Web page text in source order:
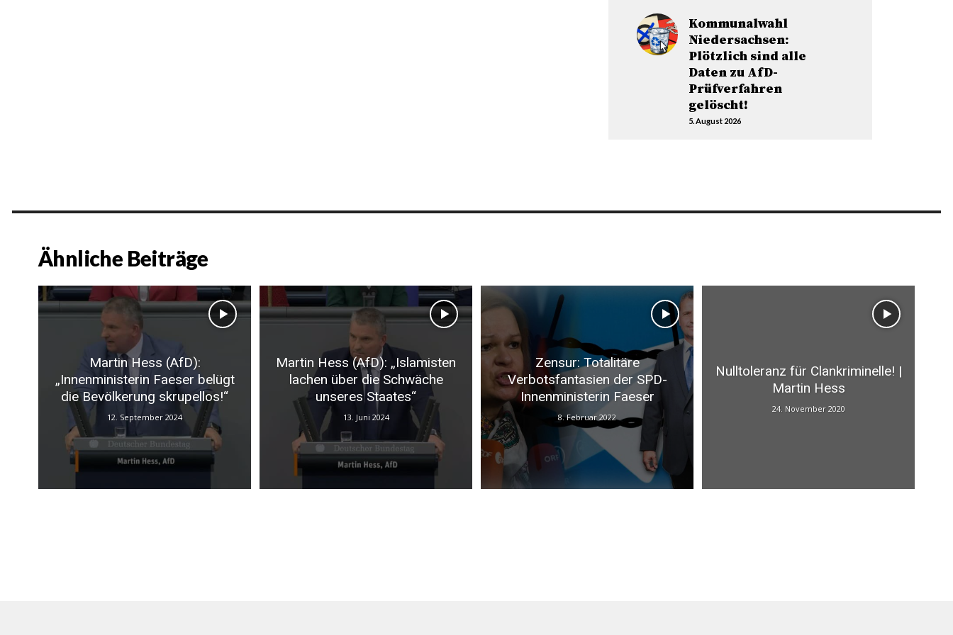
Kommunalwahl
Niedersachsen:
Plötzlich sind alle
Daten zu AfD-
Prüfverfahren
gelöscht!
5. August 2026
Ähnliche Beiträge
Martin Hess (AfD):
„Innenministerin Faeser belügt
die Bevölkerung skrupellos!“
12. September 2024
Martin Hess (AfD): „Islamisten
lachen über die Schwäche
unseres Staates“
13. Juni 2024
Zensur: Totalitäre
Verbotsfantasien der SPD-
Innenministerin Faeser
8. Februar 2022
Nulltoleranz für Clankriminelle! |
Martin Hess
24. November 2020